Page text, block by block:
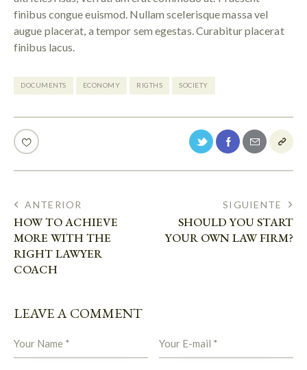
finibus congue euismod. Nullam scelerisque massa vel
augue placerat, a tempor sem egestas. Curabitur placerat
finibus lacus.
DOCUMENTS ECONOMY RIGTHS SOCIETY
ANTERIOR
HOW TO ACHIEVE
MORE WITH THE
RIGHT LAWYER
COACH
SIGUIENTE
SHOULD YOU START
YOUR OWN LAW FIRM?
LEAVE A COMMENT